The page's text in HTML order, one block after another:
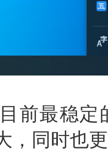
前最稳
，同时也